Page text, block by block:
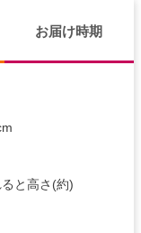
お届け時期
と高さ(約)